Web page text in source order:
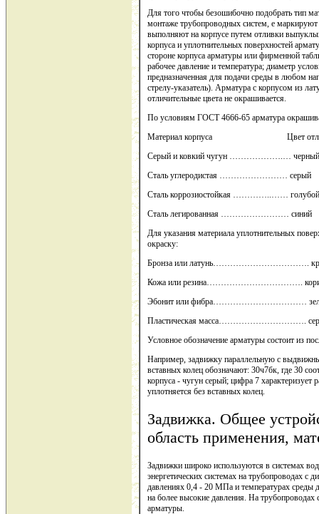
Для того чтобы безошибочно подобрать тип
монтаже трубопроводных систем, е
выполняют на корпусе путем отливки
корпуса и уплотнительных поверхностей
стороне корпуса арматуры или фирменной
рабочее давление и температура; диаметр
предназначенная для подачи среды в любом
стрелу-указатель). Арматура с корпусом из
отличительные цвета не окрашивается.
По условиям ГОСТ 4666-65 арматура
Материал корпуса Цвет
Серый и ковкий чугун ……………….… черный
Сталь углеродистая …………………… серый
Сталь коррозиостойкая …………..…… голубой
Сталь легированная …………………… синий
Для указания материала уплотнительных
окраску:
Бронза или латунь…………………………….
Кожа или резина…………………………….
Эбонит или фибра……………………………
Пластическая масса…………………………. серый
Условное обозначение арматуры состоит из
Например, задвижку параллельную с
вставных колец обозначают: 30ч7бк, где 30
корпуса - чугун серый; цифра 7
уплотняется без вставных колец.
Задвижка. Общее
область применения,
Задвижки широко используются в системах
энергетических системах на трубопроводах
давлениях 0,4 - 20 МПа и температурах среды
на более высокие давления. На
арматуры.